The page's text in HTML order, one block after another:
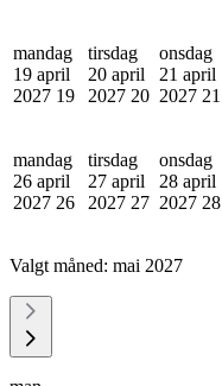
mandag
19 april
2027 19
tirsdag
20 april
2027 20
onsdag
21 april
2027 21
mandag
26 april
2027 26
tirsdag
27 april
2027 27
onsdag
28 april
2027 28
Valgt måned: mai 2027